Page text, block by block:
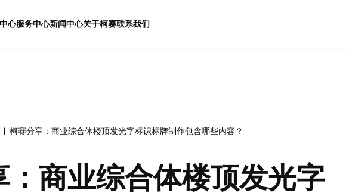
心服务中心新闻中心关于柯赛联系我们
柯赛分享：商业综合体楼顶发光字标识标牌制作包含哪些内容？
：商业综合体楼顶发光字